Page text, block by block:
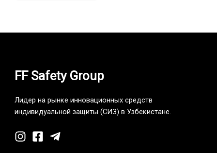
FF Safety Group
Лидер на рынке инновационных средств
индивидуальной защиты (СИЗ) в Узбекистане.